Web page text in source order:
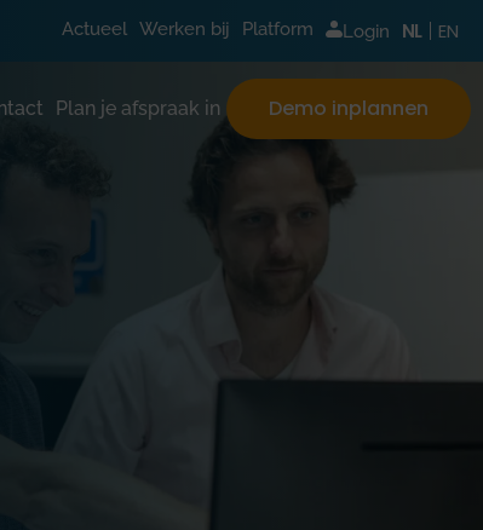
Actueel Werken bij Platform Login NL EN
Plan je afspraak in Demo inplannen